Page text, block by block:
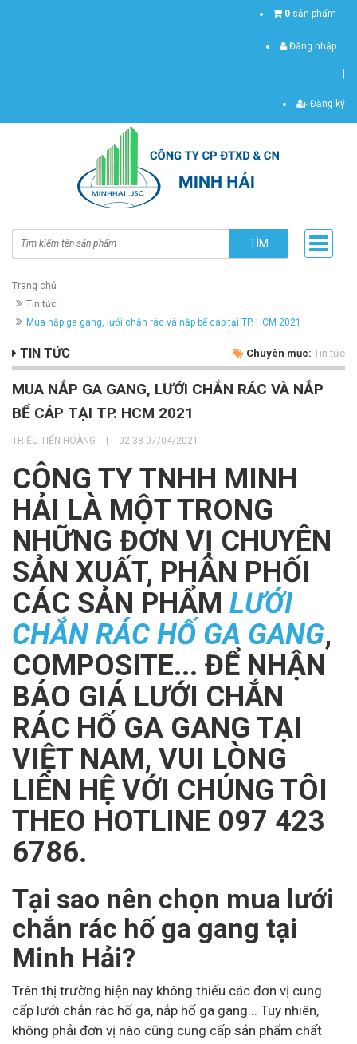
0 sản phẩm
Đăng nhập
Đăng ký
TÌM
Trang chủ
Tin tức
Mua nắp ga gang, lưới chắn rác và nắp bể cáp tại TP. HCM 2021
TIN TỨC Chuyên mục: Tin tức
MUA NẮP GA GANG, LƯỚI CHẮN RÁC VÀ NẮP
BỂ CÁP TẠI TP. HCM 2021
TRIỆU TIẾN HOÀNG 02:38 07/04/2021
CÔNG TY TNHH MINH
HẢI LÀ MỘT TRONG
NHỮNG ĐƠN VỊ CHUYÊN
SẢN XUẤT, PHÂN PHỐI
CÁC SẢN PHẨM LƯỚI
CHẮN RÁC HỐ GA GANG,
COMPOSITE... ĐỂ NHẬN
BÁO GIÁ LƯỚI CHẮN
RÁC HỐ GA GANG TẠI
VIỆT NAM, VUI LÒNG
LIÊN HỆ VỚI CHÚNG TÔI
THEO HOTLINE 097 423
6786.
Tại sao nên chọn mua lưới
chắn rác hố ga gang tại
Minh Hải?
Trên thị trường hiện nay không thiếu các đơn vị cung
cấp lưới chắn rác hố ga, nắp hố ga gang... Tuy nhiên,
không phải đơn vị nào cũng cung cấp sản phẩm chất